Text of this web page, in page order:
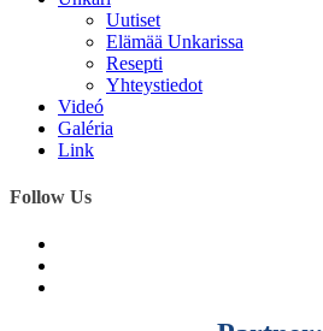
Uutiset
Elämää Unkarissa
Resepti
Yhteystiedot
Videó
Galéria
Link
Follow Us